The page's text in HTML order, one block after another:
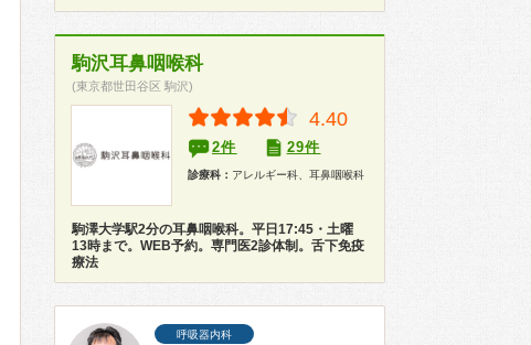
駒沢耳鼻咽喉科
(東京都世田谷区 駒沢)
4.40
2件 29件
診療科： アレルギー科、耳鼻咽喉科
駒澤大学駅2分の耳鼻咽喉科。平日17:45・土曜
13時まで。WEB予約。専門医2診体制。舌下免疫
療法
呼吸器内科